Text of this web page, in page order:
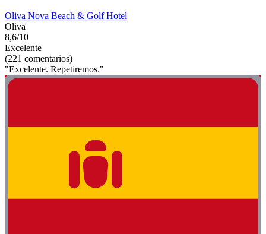
Oliva Nova Beach & Golf Hotel
Oliva
8,6/10
Excelente
(221 comentarios)
"Excelente. Repetiremos."